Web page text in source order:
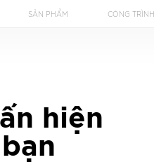
SẢN PHẨM CÔNG TRÌNH
hiện